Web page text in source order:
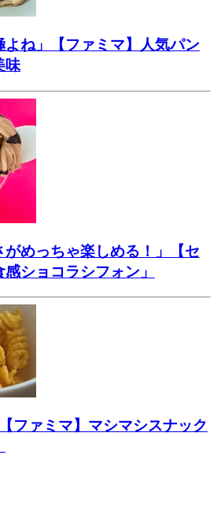
よね」【ファミマ】人気パン
味
がめっちゃ楽しめる！」【セ
ショコラシフォン」
ファミマ】マシマシスナック